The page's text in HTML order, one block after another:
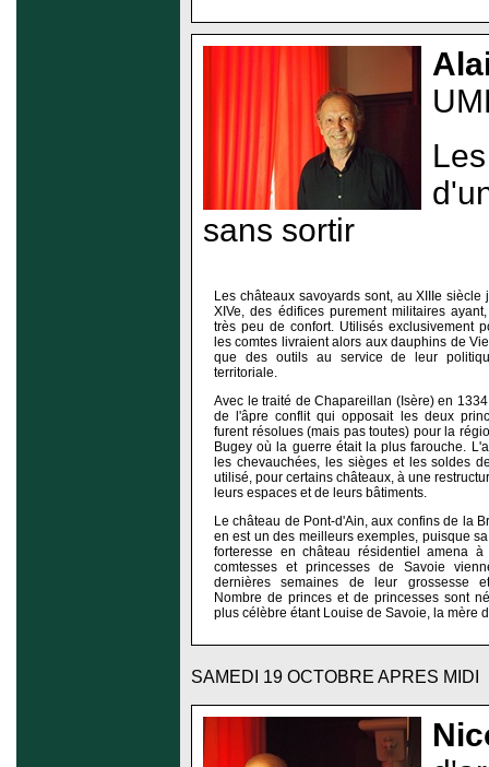
sans sortir
Les châteaux savoyards sont, au XIIIe siècle
XIVe, des édifices purement militaires
très peu de confort. Utilisés exclusivement
les comtes livraient alors aux dauphins de
que des outils au service de leur
territoriale.
Avec le traité de Chapareillan (Isère) en
de l'âpre conflit qui opposait les deux
furent résolues (mais pas toutes) pour la
Bugey où la guerre était la plus farouche.
les chevauchées, les sièges et les soldes
utilisé, pour certains châteaux, à une
leurs espaces et de leurs bâtiments.
Le château de Pont-d'Ain, aux confins de la
en est un des meilleurs exemples, puisque
forteresse en château résidentiel amena
comtesses et princesses de Savoie
dernières semaines de leur grossesse
Nombre de princes et de princesses sont
plus célèbre étant Louise de Savoie, la mère
SAMEDI 19 OCTOBRE APRES MIDI